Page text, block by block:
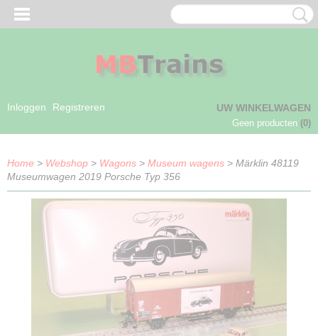
Inloggen Registreren UW WINKELWAGEN
Geen producten (0)
Home > Webshop > Wagons > Museum wagens > Märklin 48119
Museumwagen 2019 Porsche Typ 356